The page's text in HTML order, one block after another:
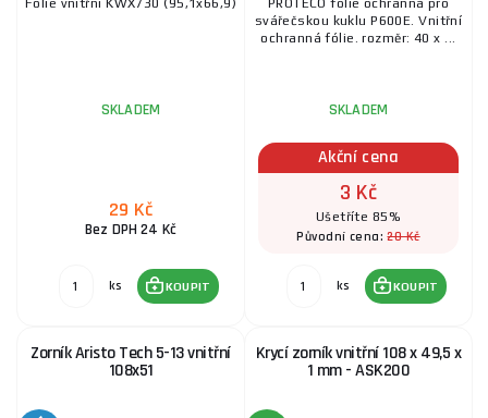
Fólie vnitřní KWX730 (95,1x66,9)
SKLADEM
29 Kč
Bez DPH 24 Kč
ks KOUPIT
PROTECO fólie ochranná pro
svářečskou kuklu P600E. Vnitřní
ochranná fólie. rozměr: 40 x ...
SKLADEM
Akční cena
3 Kč
Ušetříte 85%
Původní cena:20 Kč
ks KOUPIT
Zorník Aristo Tech 5-13 vnitřní
108x51
Krycí zorník vnitřní 108 x 49,5 x
1 mm - ASK200